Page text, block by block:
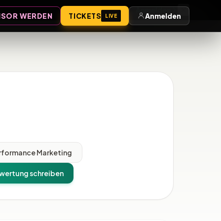
Anmelden
WERDEN TICKETS LIVE Anmelden
Marketing
schreiben